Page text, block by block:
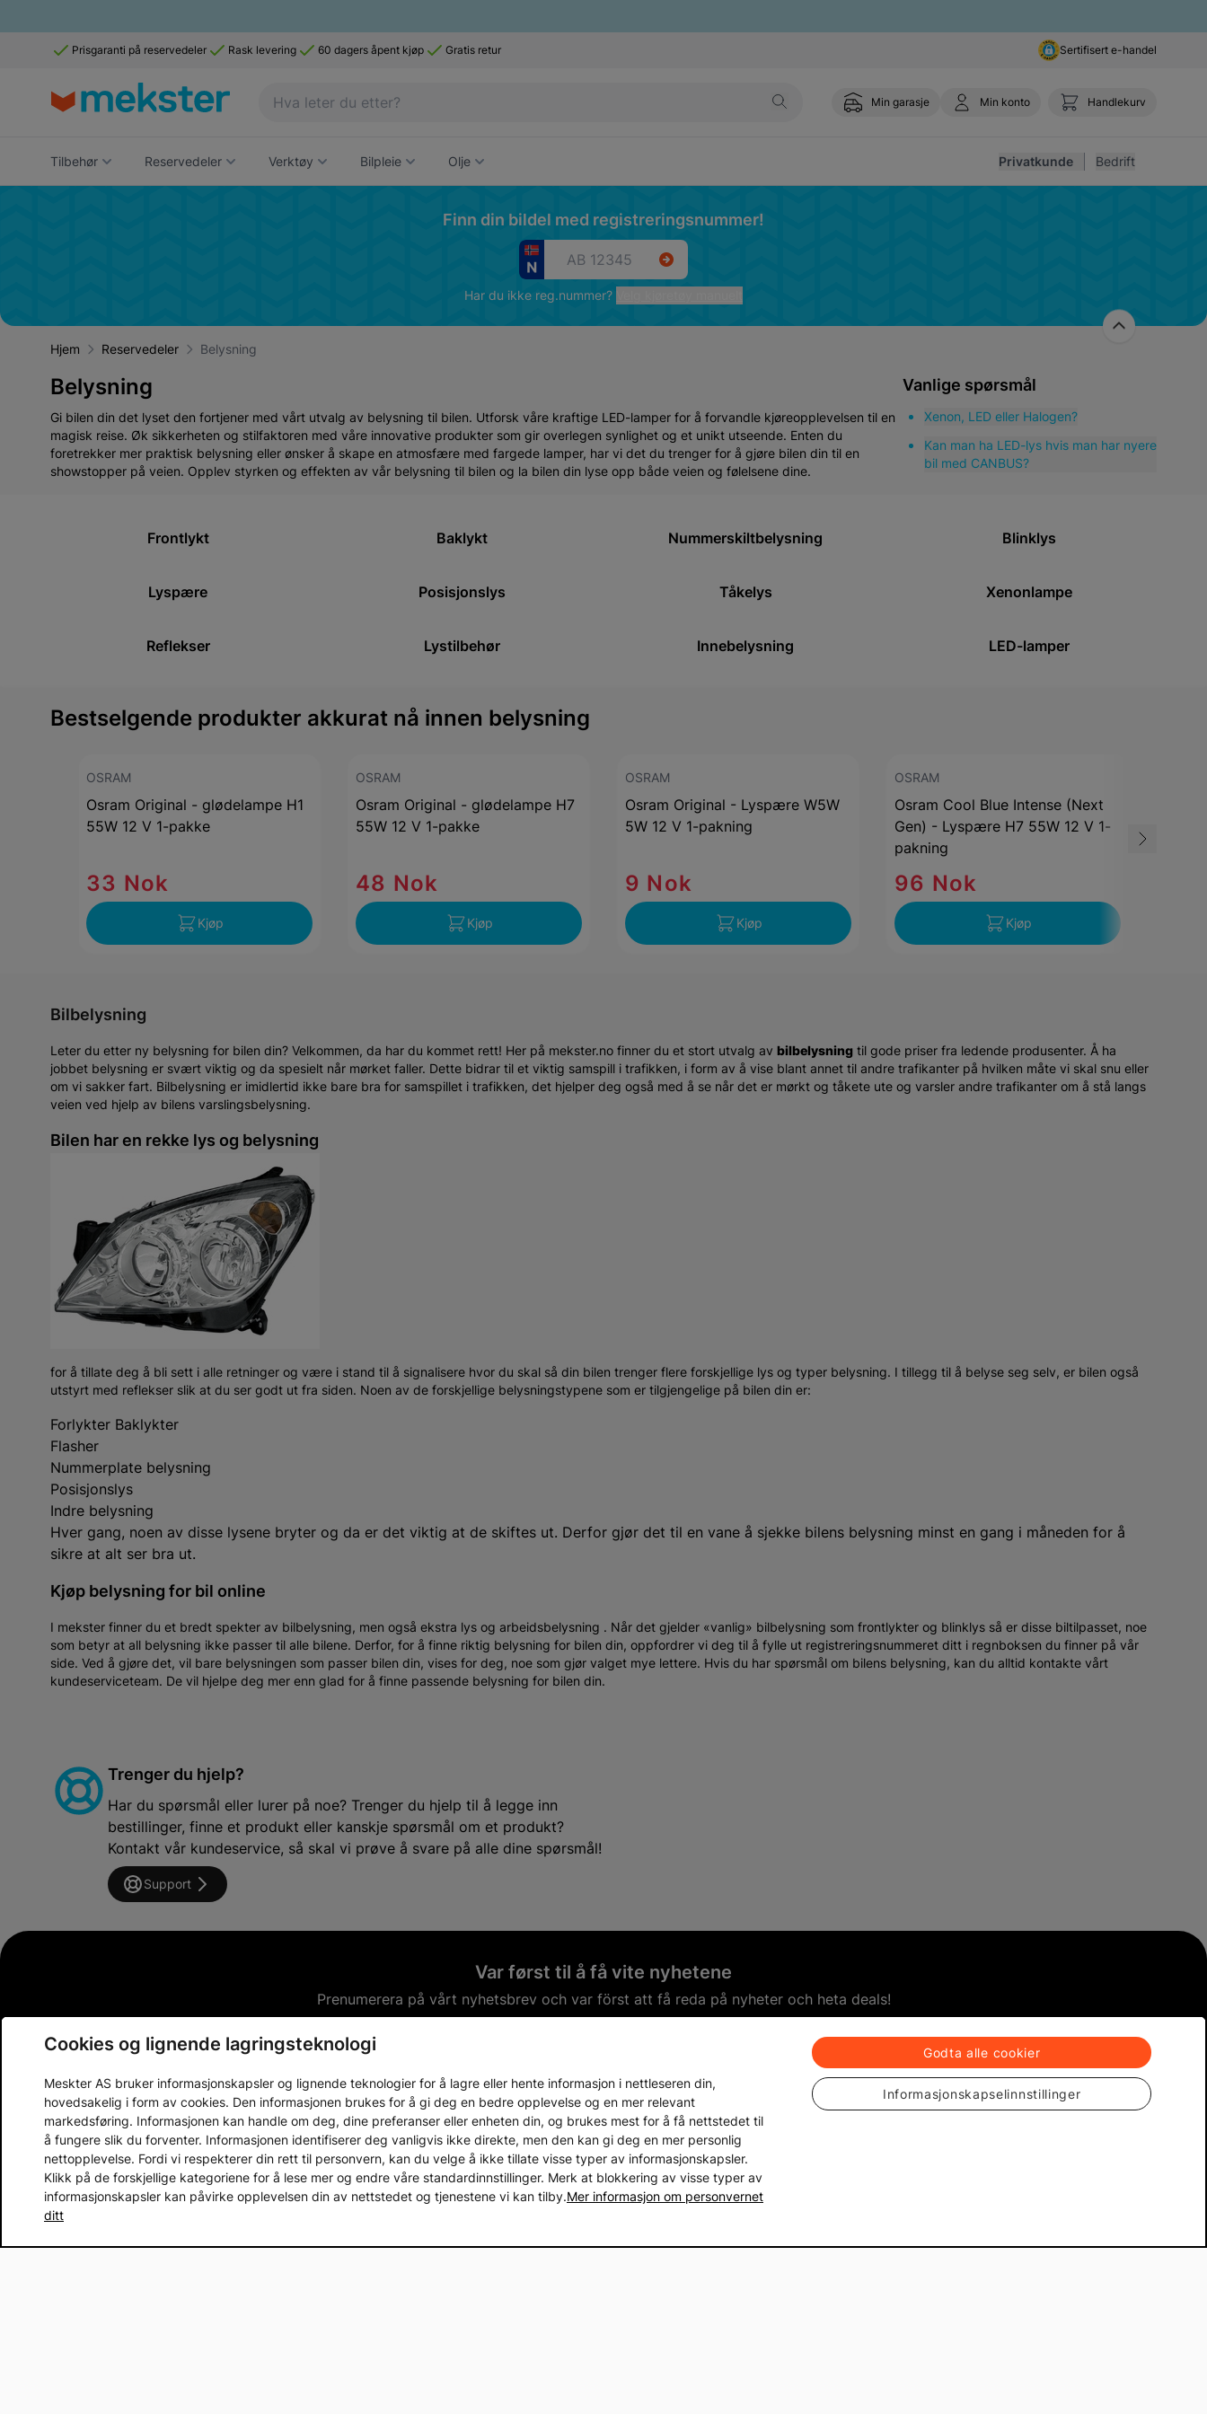
Prisgaranti på reservedeler Rask levering 60 dagers åpent kjøp Gratis retur Sertifisert e-handel
Min garasje Min konto Handlekurv
Tilbehør Reservedeler Verktøy Bilpleie Olje Privatkunde Bedrift
Finn din bildel med registreringsnummer!
Har du ikke reg.nummer?
Hjem Reservedeler Belysning
Belysning
Gi bilen din det lyset den fortjener med vårt utvalg av belysning til bilen. Utforsk våre kraftige LED-lamper for å forvandle kjøreopplevelsen til en
magisk reise. Øk sikkerheten og stilfaktoren med våre innovative produkter som gir overlegen synlighet og et unikt utseende. Enten du
foretrekker mer praktisk belysning eller ønsker å skape en atmosfære med fargede lamper, har vi det du trenger for å gjøre bilen din til en
showstopper på veien. Opplev styrken og effekten av vår belysning til bilen og la bilen din lyse opp både veien og følelsene dine.
Vanlige spørsmål
Xenon, LED eller Halogen?
Kan man ha LED-lys hvis man har nyere
bil med CANBUS?
Frontlykt Baklykt Nummerskiltbelysning Blinklys
Lyspære Posisjonslys Tåkelys Xenonlampe
Reflekser Lystilbehør Innebelysning LED-lamper
Bestselgende produkter akkurat nå innen belysning
OSRAM
Osram Original - glødelampe H1
55W 12 V 1-pakke
33 Nok
Kjøp
OSRAM
Osram Original - glødelampe H7
55W 12 V 1-pakke
48 Nok
Kjøp
OSRAM
Osram Original - Lyspære W5W
5W 12 V 1-pakning
9 Nok
Kjøp
OSRAM
Osram Cool Blue Intense (Next
Gen) - Lyspære H7 55W 12 V 1-
pakning
96 Nok
Kjøp
Bilbelysning
Leter du etter ny belysning for bilen din? Velkommen, da har du kommet rett! Her på mekster.no finner du et stort utvalg av bilbelysning til gode priser fra ledende produsenter. Å ha
jobbet belysning er svært viktig og da spesielt når mørket faller. Dette bidrar til et viktig samspill i trafikken, i form av å vise blant annet til andre trafikanter på hvilken måte vi skal snu eller
om vi sakker fart. Bilbelysning er imidlertid ikke bare bra for samspillet i trafikken, det hjelper deg også med å se når det er mørkt og tåkete ute og varsler andre trafikanter om å stå langs
veien ved hjelp av bilens varslingsbelysning.
Bilen har en rekke lys og belysning
for å tillate deg å bli sett i alle retninger og være i stand til å signalisere hvor du skal så din bilen trenger flere forskjellige lys og typer belysning. I tillegg til å belyse seg selv, er bilen også
utstyrt med reflekser slik at du ser godt ut fra siden. Noen av de forskjellige belysningstypene som er tilgjengelige på bilen din er:
Forlykter Baklykter
Flasher
Nummerplate belysning
Posisjonslys
Indre belysning
Hver gang, noen av disse lysene bryter og da er det viktig at de skiftes ut. Derfor gjør det til en vane å sjekke bilens belysning minst en gang i måneden for å
sikre at alt ser bra ut.
Kjøp belysning for bil online
I mekster finner du et bredt spekter av bilbelysning, men også ekstra lys og arbeidsbelysning . Når det gjelder «vanlig» bilbelysning som frontlykter og blinklys så er disse biltilpasset, noe
som betyr at all belysning ikke passer til alle bilene. Derfor, for å finne riktig belysning for bilen din, oppfordrer vi deg til å fylle ut registreringsnummeret ditt i regnboksen du finner på vår
side. Ved å gjøre det, vil bare belysningen som passer bilen din, vises for deg, noe som gjør valget mye lettere. Hvis du har spørsmål om bilens belysning, kan du alltid kontakte vårt
kundeserviceteam. De vil hjelpe deg mer enn glad for å finne passende belysning for bilen din.
Trenger du hjelp?
Har du spørsmål eller lurer på noe? Trenger du hjelp til å legge inn
bestillinger, finne et produkt eller kanskje spørsmål om et produkt?
Kontakt vår kundeservice, så skal vi prøve å svare på alle dine spørsmål!
Support
Var først til å få vite nyhetene
Prenumerera på vårt nyhetsbrev och var först att få reda på nyheter och heta deals!
Email address
Abonner
Kjøpsbetingelser og informasjon
Betalingsmåte
Leveringsinformasjon
Åpent kjøp
Kundeservice
Kontakt oss
Vanlige spørsmål
Produkter og løsninger
Reservedeler
Tilbehør
Cookies og lignende lagringsteknologi
Meskter AS bruker informasjonskapsler og lignende teknologier for å lagre eller hente informasjon i nettleseren din,
hovedsakelig i form av cookies. Den informasjonen brukes for å gi deg en bedre opplevelse og en mer relevant
markedsføring. Informasjonen kan handle om deg, dine preferanser eller enheten din, og brukes mest for å få nettstedet til
å fungere slik du forventer. Informasjonen identifiserer deg vanligvis ikke direkte, men den kan gi deg en mer personlig
nettopplevelse. Fordi vi respekterer din rett til personvern, kan du velge å ikke tillate visse typer av informasjonskapsler.
Klikk på de forskjellige kategoriene for å lese mer og endre våre standardinnstillinger. Merk at blokkering av visse typer av
informasjonskapsler kan påvirke opplevelsen din av nettstedet og tjenestene vi kan tilby.Mer informasjon om personvernet
ditt
Godta alle cookier
Informasjonskapselinnstillinger